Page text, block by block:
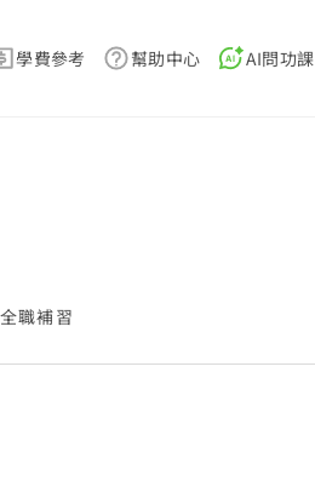
學費參考 幫助中心 AI問功課
職補習